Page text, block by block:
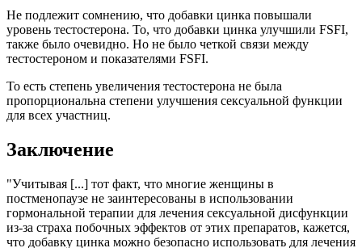
Не подлежит сомнению, что добавки цинка повышали
уровень тестостерона. То, что добавки цинка улучшили FSFI,
также было очевидно. Но не было четкой связи между
тестостероном и показателями FSFI.
То есть степень увеличения тестостерона не была
пропорциональна степени улучшения сексуальной функции
для всех участниц.
Заключение
"Учитывая [...] тот факт, что многие женщины в
постменопаузе не заинтересованы в использовании
гормональной терапии для лечения сексуальной дисфункции
из-за страха побочных эффектов от этих препаратов, кажется,
что добавку цинка можно безопасно использовать для лечения